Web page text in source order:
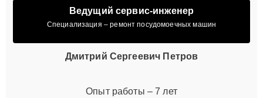
Ведущий сервис-инженер
Специализация – ремонт посудомоечных машин
Дмитрий Сергеевич Петров
Опыт работы – 7 лет